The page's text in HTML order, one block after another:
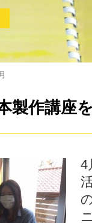
製作講座
4